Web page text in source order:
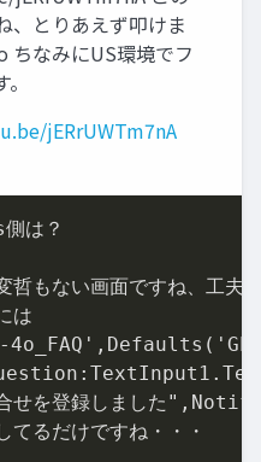
、とりあえず叩けま
ちなみにUS環境でフ
jERrUWTm7nA
は？
哲もない画面ですね、工夫
4
せを登録しました
てるだけですね・・・